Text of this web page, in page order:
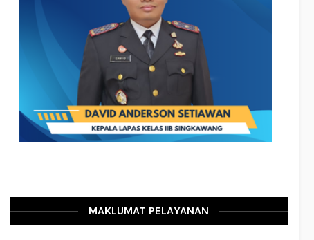
MAKLUMAT PELAYANAN